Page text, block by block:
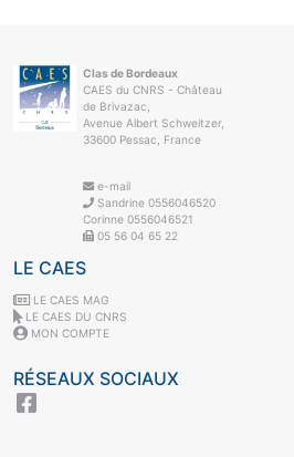
Clas de Bordeaux
CAES du CNRS - Château
de Brivazac,
Avenue Albert Schweitzer,
33600 Pessac, France
e-mail
Sandrine 0556046520
Corinne 0556046521
05 56 04 65 22
LE CAES
LE CAES MAG
LE CAES DU CNRS
MON COMPTE
RÉSEAUX SOCIAUX